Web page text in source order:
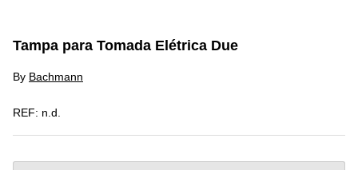
Tampa para Tomada Elétrica Due
By Bachmann
REF: n.d.